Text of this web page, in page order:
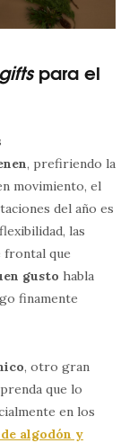
para el
, prefiriendo la
movimiento, el
del año es
las
frontal que
gusto habla
finamente
, otro gran
que lo
en los
algodón y